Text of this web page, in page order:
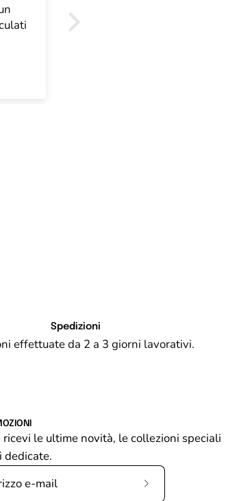
Spedizioni
effettuate da 2 a 3 giorni lavorativi.
ricevi le ultime novità, le collezioni speciali
dedicate.
Iscriviti